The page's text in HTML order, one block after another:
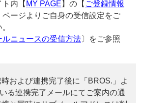
内【 MY PAGE 】の【 ご登録情報
ページよりご自身の受信設定をご
ルニュースの受信方法〕をご参照
時および連携完了後に「BROS.」よ
る連携完了メールにてご案内の通